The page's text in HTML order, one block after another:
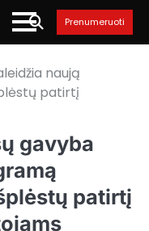
Prenumeruoti
naują
patirtį
gavyba
patirtį